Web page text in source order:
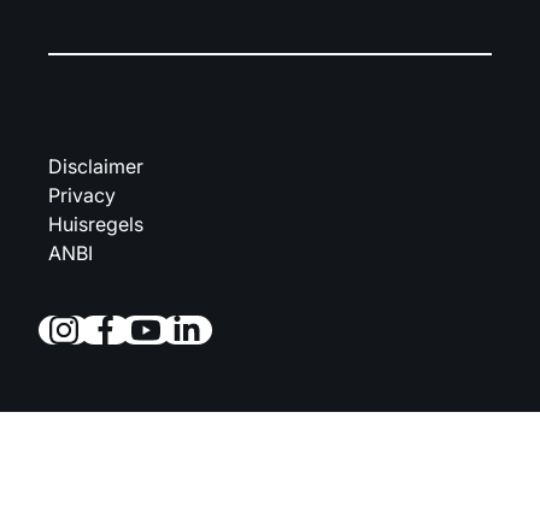
Disclaimer
Privacy
Huisregels
ANBI